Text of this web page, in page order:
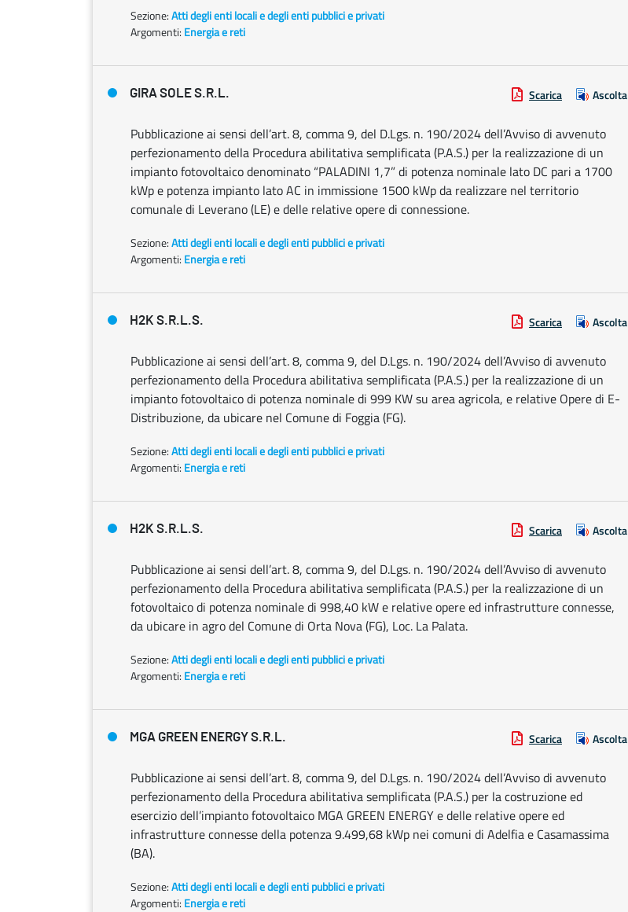
Sezione:Atti degli enti locali e degli enti pubblici e privati
Argomenti: Energia e reti
GIRA SOLE S.R.L. Scarica Ascolta
Pubblicazione ai sensi dell’art. 8, comma 9, del D.Lgs. n. 190/2024 dell’Avviso di avvenuto
perfezionamento della Procedura abilitativa semplificata (P.A.S.) per la realizzazione di un
impianto fotovoltaico denominato “PALADINI 1,7” di potenza nominale lato DC pari a 1700
kWp e potenza impianto lato AC in immissione 1500 kWp da realizzare nel territorio
comunale di Leverano (LE) e delle relative opere di connessione.
Sezione:Atti degli enti locali e degli enti pubblici e privati
Argomenti: Energia e reti
H2K S.R.L.S. Scarica Ascolta
Pubblicazione ai sensi dell’art. 8, comma 9, del D.Lgs. n. 190/2024 dell’Avviso di avvenuto
perfezionamento della Procedura abilitativa semplificata (P.A.S.) per la realizzazione di un
impianto fotovoltaico di potenza nominale di 999 KW su area agricola, e relative Opere di E-
Distribuzione, da ubicare nel Comune di Foggia (FG).
Sezione:Atti degli enti locali e degli enti pubblici e privati
Argomenti: Energia e reti
H2K S.R.L.S. Scarica Ascolta
Pubblicazione ai sensi dell’art. 8, comma 9, del D.Lgs. n. 190/2024 dell’Avviso di avvenuto
perfezionamento della Procedura abilitativa semplificata (P.A.S.) per la realizzazione di un
fotovoltaico di potenza nominale di 998,40 kW e relative opere ed infrastrutture connesse,
da ubicare in agro del Comune di Orta Nova (FG), Loc. La Palata.
Sezione:Atti degli enti locali e degli enti pubblici e privati
Argomenti: Energia e reti
MGA GREEN ENERGY S.R.L. Scarica Ascolta
Pubblicazione ai sensi dell’art. 8, comma 9, del D.Lgs. n. 190/2024 dell’Avviso di avvenuto
perfezionamento della Procedura abilitativa semplificata (P.A.S.) per la costruzione ed
esercizio dell’impianto fotovoltaico MGA GREEN ENERGY e delle relative opere ed
infrastrutture connesse della potenza 9.499,68 kWp nei comuni di Adelfia e Casamassima
(BA).
Sezione:Atti degli enti locali e degli enti pubblici e privati
Argomenti: Energia e reti